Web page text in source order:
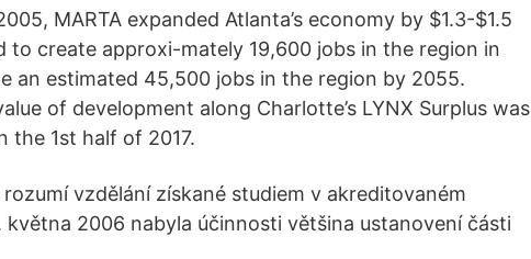
MARTA expanded Atlanta’s economy by $1.3-$1.5
to create approxi-mately 19,600 jobs in the region in
an estimated 45,500 jobs in the region by 2055.
of development along Charlotte’s LYNX Surplus was
the 1st half of 2017.
vzdělání získané studiem v akreditovaném
2006 nabyla účinnosti většina ustanovení části